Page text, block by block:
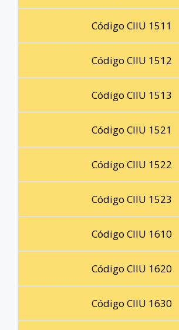
Código CIIU 1511
Código CIIU 1512
Código CIIU 1513
Código CIIU 1521
Código CIIU 1522
Código CIIU 1523
Código CIIU 1610
Código CIIU 1620
Código CIIU 1630